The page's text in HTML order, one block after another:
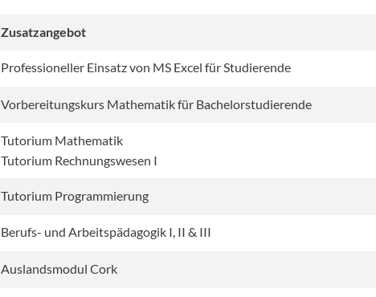
Zusatzangebot
Professioneller Einsatz von MS Excel für Studierende
Vorbereitungskurs Mathematik für Bachelorstudierende
Tutorium Mathematik
Tutorium Rechnungswesen I
Tutorium Programmierung
Berufs- und Arbeitspädagogik I, II & III
Auslandsmodul Cork